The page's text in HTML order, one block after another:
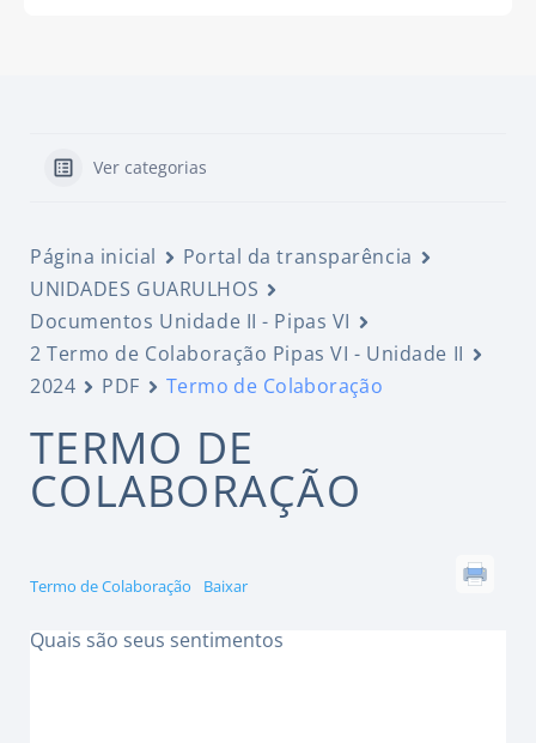
Ver categorias
Página inicial
Portal da transparência
UNIDADES GUARULHOS
Documentos Unidade II - Pipas VI
2 Termo de Colaboração Pipas VI - Unidade II
2024
PDF Termo de Colaboração
TERMO DE
COLABORAÇÃO
Termo de Colaboração Baixar
Quais são seus sentimentos